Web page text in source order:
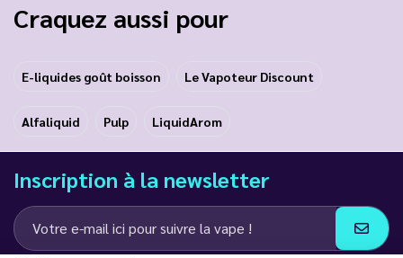
Craquez aussi pour
E-liquides goût boisson Le Vapoteur Discount
Alfaliquid Pulp LiquidArom
Inscription à la newsletter